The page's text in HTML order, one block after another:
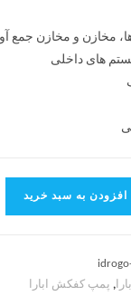
مخازن و مخازن جمع
های داخلی
افزودن به سبد خرید
, پمپ کفکش ابارا